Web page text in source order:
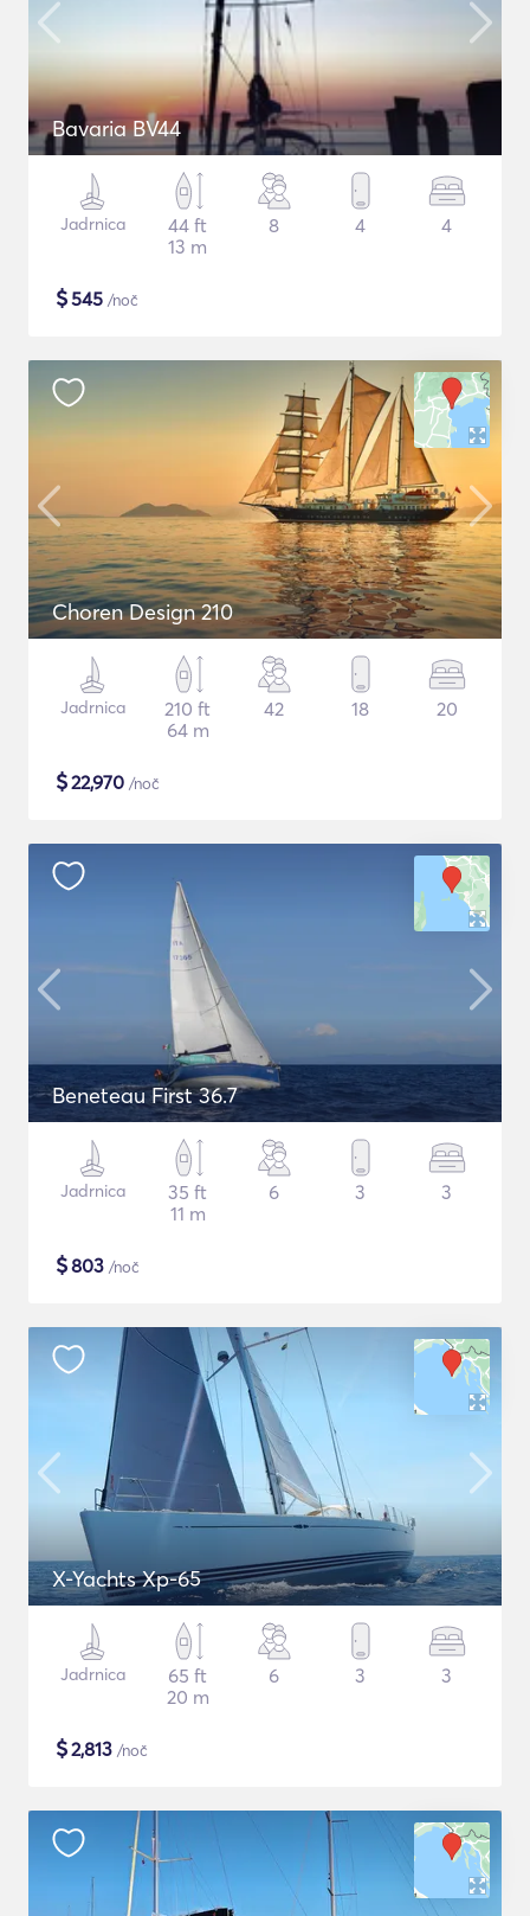
Bavaria BV44
Jadrnica
44 ft
13 m
8 4 4
$545 /noč
Choren Design 210
Jadrnica
210 ft
64 m
42 18 20
$22,970 /noč
Beneteau First 36.7
Jadrnica
35 ft
11 m
6 3 3
$803 /noč
X-Yachts Xp-65
Jadrnica
65 ft
20 m
6 3 3
$2,813 /noč